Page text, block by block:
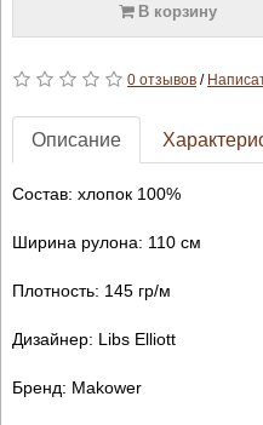
В корзину
0 отзывов/
Описание
Состав: хлопок 100%
Ширина рулона: 110 см
Плотность: 145 гр/м
Дизайнер: Libs Elliott
Бренд: Makower